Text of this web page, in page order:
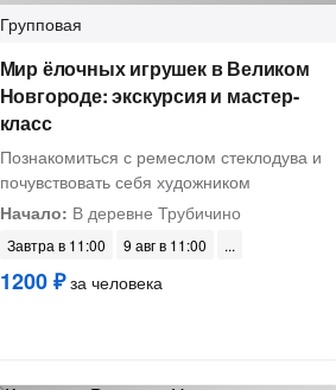
Групповая
Мир ёлочных игрушек в Великом
Новгороде: экскурсия и мастер-
класс
Познакомиться с ремеслом стеклодува и
почувствовать себя художником
Начало: В деревне Трубичино
Завтра в 11:00 9 авг в 11:00
1200 ₽за человека